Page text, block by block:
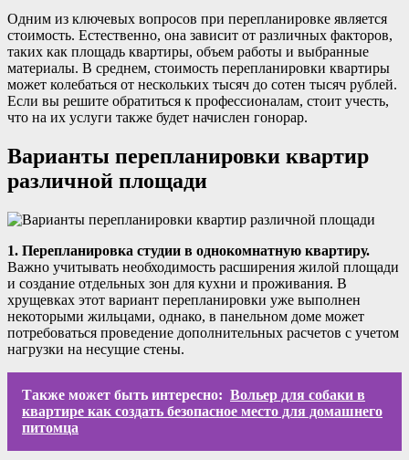
Одним из ключевых вопросов при перепланировке является
стоимость. Естественно, она зависит от различных факторов,
таких как площадь квартиры, объем работы и выбранные
материалы. В среднем, стоимость перепланировки квартиры
может колебаться от нескольких тысяч до сотен тысяч рублей.
Если вы решите обратиться к профессионалам, стоит учесть,
что на их услуги также будет начислен гонорар.
Варианты перепланировки квартир
различной площади
1. Перепланировка студии в однокомнатную квартиру.
Важно учитывать необходимость расширения жилой площади
и создание отдельных зон для кухни и проживания. В
хрущевках этот вариант перепланировки уже выполнен
некоторыми жильцами, однако, в панельном доме может
потребоваться проведение дополнительных расчетов с учетом
нагрузки на несущие стены.
Также может быть интересно: Вольер для собаки в
квартире как создать безопасное место для домашнего
питомца